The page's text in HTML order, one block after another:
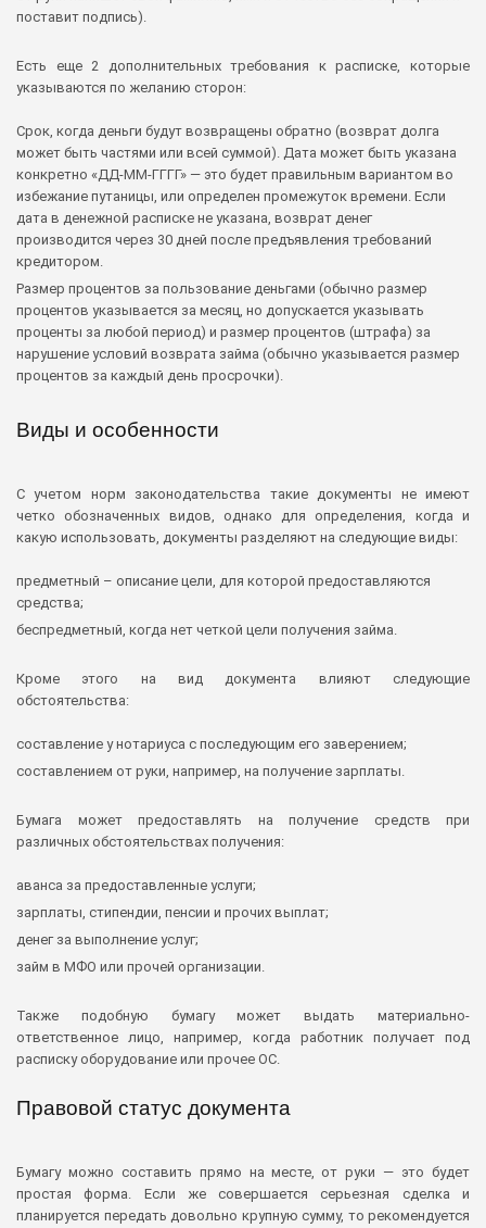
поставит подпись).
Есть еще 2 дополнительных требования к расписке, которые
указываются по желанию сторон:
Срок, когда деньги будут возвращены обратно (возврат долга
может быть частями или всей суммой). Дата может быть указана
конкретно «ДД-ММ-ГГГГ» — это будет правильным вариантом во
избежание путаницы, или определен промежуток времени. Если
дата в денежной расписке не указана, возврат денег
производится через 30 дней после предъявления требований
кредитором.
Размер процентов за пользование деньгами (обычно размер
процентов указывается за месяц, но допускается указывать
проценты за любой период) и размер процентов (штрафа) за
нарушение условий возврата займа (обычно указывается размер
процентов за каждый день просрочки).
Виды и особенности
С учетом норм законодательства такие документы не имеют
четко обозначенных видов, однако для определения, когда и
какую использовать, документы разделяют на следующие виды:
предметный – описание цели, для которой предоставляются
средства;
беспредметный, когда нет четкой цели получения займа.
Кроме этого на вид документа влияют следующие
обстоятельства:
составление у нотариуса с последующим его заверением;
составлением от руки, например, на получение зарплаты.
Бумага может предоставлять на получение средств при
различных обстоятельствах получения:
аванса за предоставленные услуги;
зарплаты, стипендии, пенсии и прочих выплат;
денег за выполнение услуг;
займ в МФО или прочей организации.
Также подобную бумагу может выдать материально-
ответственное лицо, например, когда работник получает под
расписку оборудование или прочее ОС.
Правовой статус документа
Бумагу можно составить прямо на месте, от руки — это будет
простая форма. Если же совершается серьезная сделка и
планируется передать довольно крупную сумму, то рекомендуется